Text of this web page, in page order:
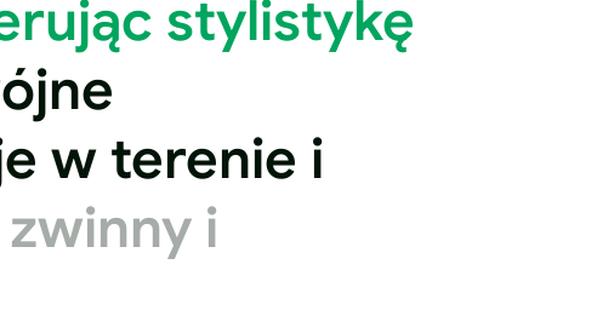
stylistykę
w terenie i
i